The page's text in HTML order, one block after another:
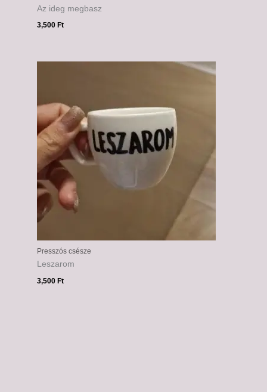
Az ideg megbasz
3,500 Ft
Presszós csésze
Leszarom
3,500 Ft